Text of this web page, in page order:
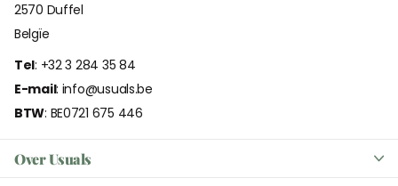
Over Usuals
2570 Duffel
Belgïe
Tel: +32 3 284 35 84
E-mail: info@usuals.be
BTW: BE0721 675 446